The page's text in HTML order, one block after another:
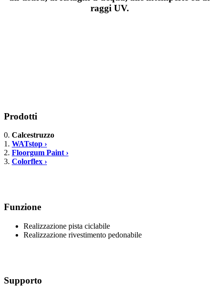
raggi UV.
Prodotti
0. Calcestruzzo
1. WATstop ›
2. Floorgum Paint ›
3. Colorflex ›
Funzione
Realizzazione pista ciclabile
Realizzazione rivestimento pedonabile
Supporto